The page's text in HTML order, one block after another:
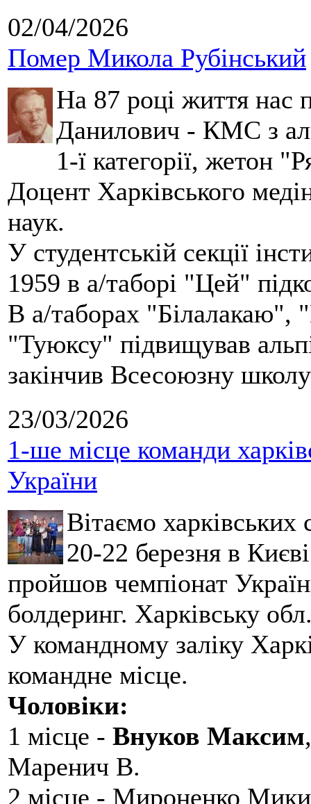
02/04/2026
Помер Микола Рубінський
На 87 році життя нас
Данилович - КМС з
1-ї категорії, жетон
Доцент Харківського
наук.
У студентській секції
1959 в а/таборі "Цей"
В а/таборах "Білалакаю",
"Туюксу" підвищував
закінчив Всесоюзну
23/03/2026
1-ше місце команди
України
Вітаємо
20-22 березня в
пройшов чемпіонат
болдеринг. Харківську
У командному заліку
командне місце.
Чоловіки:
1 місце - Внуков Максим
Маренич В.
2 місце - Мироненко